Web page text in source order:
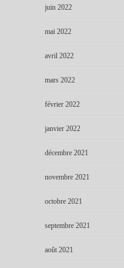
juin 2022
mai 2022
avril 2022
mars 2022
février 2022
janvier 2022
décembre 2021
novembre 2021
octobre 2021
septembre 2021
août 2021